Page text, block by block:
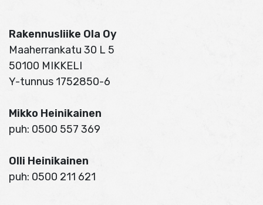
Rakennusliike Ola Oy
Maaherrankatu 30 L 5
50100 MIKKELI
Y-tunnus 1752850-6
Mikko Heinikainen
puh: 0500 557 369
Olli Heinikainen
puh: 0500 211 621